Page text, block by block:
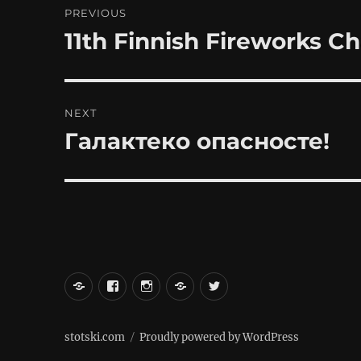
navigation
PREVIOUS
Previous
11th Finnish Fireworks
NEXT
Next
Галактеко опасносте!
вКонтакте
FacebookInstagramLiveJournal
Twitter
stotski.com Proudly powered by WordPress